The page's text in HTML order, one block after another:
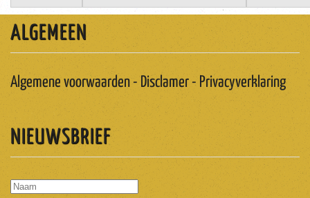
ALGEMEEN
Algemene voorwaarden - Disclamer - Privacyverklaring
NIEUWSBRIEF